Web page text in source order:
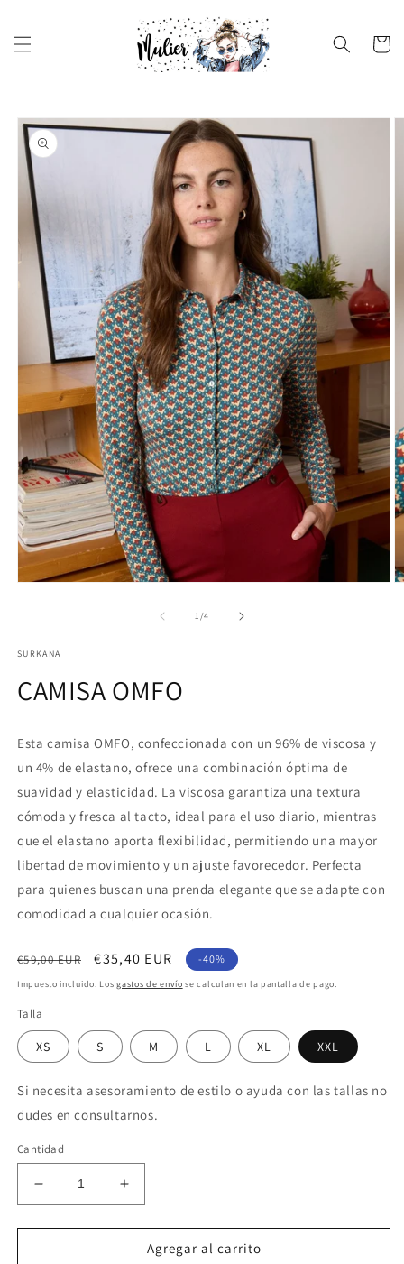
al contenido
Carrito
directamente
a la
información
del producto
una
modal
1/de
4
SURKANA
CAMISA OMFO
Esta camisa OMFO, confeccionada con un 96% de viscosa y
un 4% de elastano, ofrece una combinación óptima de
suavidad y elasticidad. La viscosa garantiza una textura
cómoda y fresca al tacto, ideal para el uso diario, mientras
que el elastano aporta flexibilidad, permitiendo una mayor
libertad de movimiento y un ajuste favorecedor. Perfecta
para quienes buscan una prenda elegante que se adapte con
comodidad a cualquier ocasión.
Precio
habitual
€59,00 EUR
Precio
de
€35,40 EUR -40%
Impuesto incluido. Losgastos de envío se calculan en la pantalla de pago.
Talla
XS S M L XL XXL
Si necesita asesoramiento de estilo o ayuda con las tallas no
dudes en consultarnos.
Cantidad
Reducir
cantidad
para
Aumentar
cantidad
para
CAMISA
Agregar al carrito